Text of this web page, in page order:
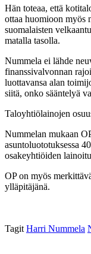
Hän toteaa, että
ottaa huomioon myös
suomalaisten
matalla tasolla.
Nummela ei lähde
finanssivalvonnan
luottavansa alan
siitä, onko sääntelyä
Taloyhtiölainojen
Nummelan mukaan
asuntoluototuksessa
osakeyhtiöiden
OP on myös
ylläpitäjänä.
Tagit Harri Nummela